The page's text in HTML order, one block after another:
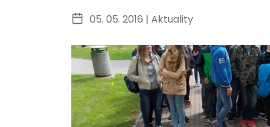
05. 05. 2016 | Aktuality